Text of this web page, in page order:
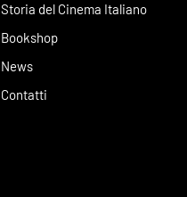
Storia del Cinema Italiano
Bookshop
News
Contatti